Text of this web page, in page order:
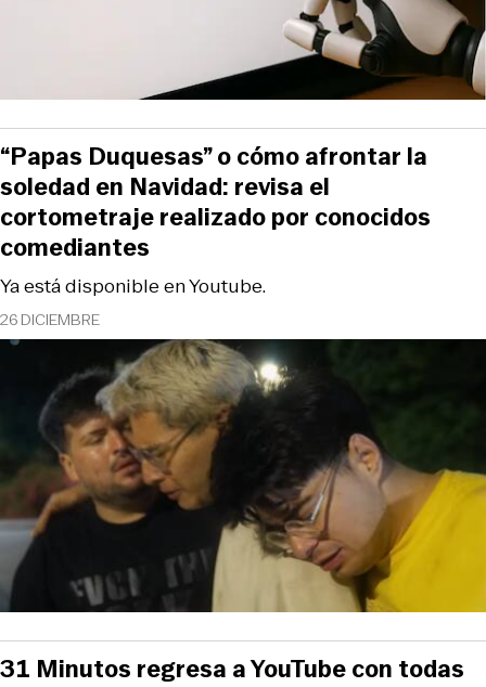
26 DICIEMBRE
Ya está disponible en Youtube.
“Papas Duquesas” o cómo afrontar la
soledad en Navidad: revisa el
cortometraje realizado por conocidos
comediantes
31 Minutos regresa a YouTube con todas